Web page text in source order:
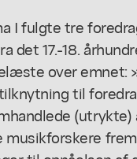
I fulgte tre
det 17.-18.
over emnet:
til
musikforskere